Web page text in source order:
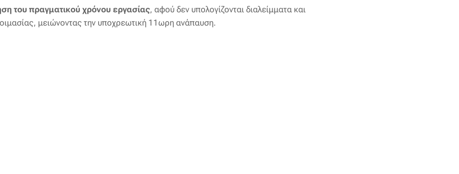
του πραγματικού χρόνου εργασίας, αφού δεν υπολογίζονται διαλείμματα και
μειώνοντας την υποχρεωτική 11ωρη ανάπαυση.